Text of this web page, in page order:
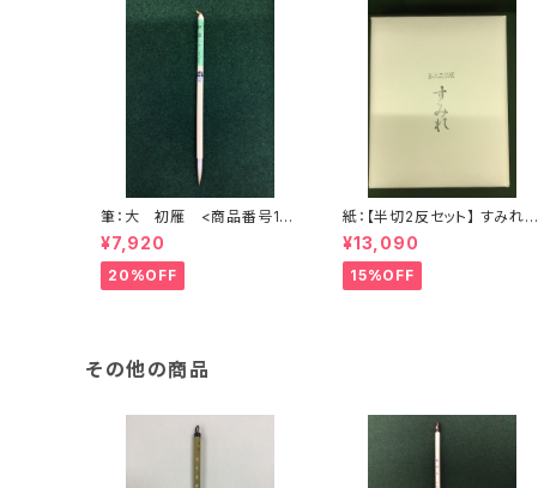
筆：大 初雁 <商品番号19
04>
¥7,920
20%OFF
紙：【半切2反セット】 すみれ
(かな向き) (1反100枚×2) <
商品番号1200>
¥13,090
15%OFF
その他の商品